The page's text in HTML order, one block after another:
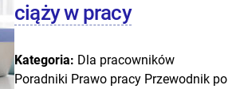
ciąży w pracy
Kategoria: Dla pracowników
Poradniki Prawo pracy Przewodnik po